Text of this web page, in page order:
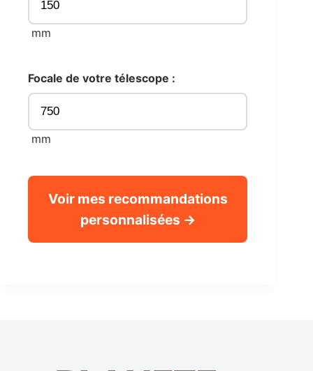
mm
Focale de votre télescope :
mm
Voir mes recommandations
personnalisées →